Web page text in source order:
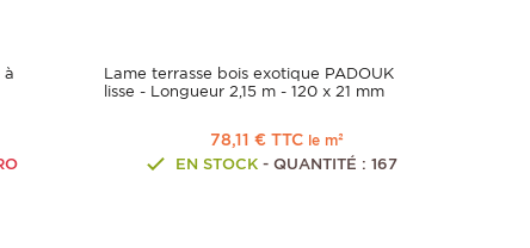
à
Lame terrasse bois exotique PADOUK
lisse - Longueur 2,15 m - 120 x 21 mm
78,11 € TTC le m²
EN STOCK - QUANTITÉ : 167